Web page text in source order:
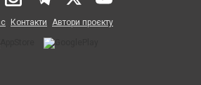
Контакти Автори проєкту